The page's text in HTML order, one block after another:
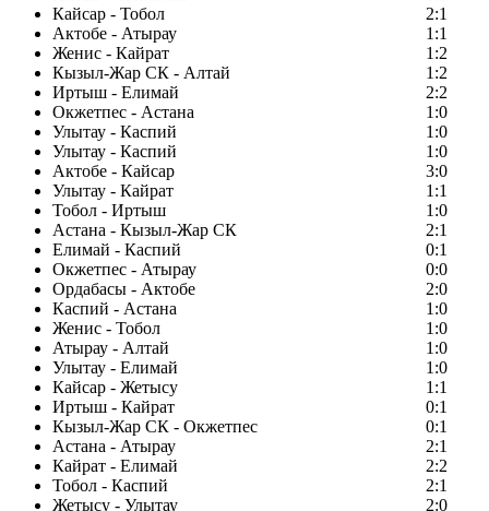
Кайсар - Тобол
2:1
Актобе - Атырау
1:1
Женис - Кайрат
1:2
Кызыл-Жар СК - Алтай
1:2
Иртыш - Елимай
2:2
Окжетпес - Астана
1:0
Улытау - Каспий
1:0
Улытау - Каспий
1:0
Актобе - Кайсар
3:0
Улытау - Кайрат
1:1
Тобол - Иртыш
1:0
Астана - Кызыл-Жар СК
2:1
Елимай - Каспий
0:1
Окжетпес - Атырау
0:0
Ордабасы - Актобе
2:0
Каспий - Астана
1:0
Женис - Тобол
1:0
Атырау - Алтай
1:0
Улытау - Елимай
1:0
Кайсар - Жетысу
1:1
Иртыш - Кайрат
0:1
Кызыл-Жар СК - Окжетпес
0:1
Астана - Атырау
2:1
Кайрат - Елимай
2:2
Тобол - Каспий
2:1
Жетысу - Улытау
2:0